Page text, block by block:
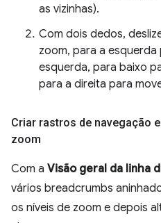
as vizinhas).
Com dois dedos,
zoom, para a esquerda
esquerda, para baixo
para a direita para
Criar rastros de navegação
zoom
Com a Visão geral da linha
vários breadcrumbs
os níveis de zoom e depois